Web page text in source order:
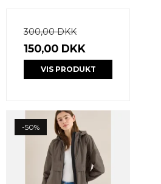
300,00 DKK
150,00 DKK
VIS PRODUKT
-50%